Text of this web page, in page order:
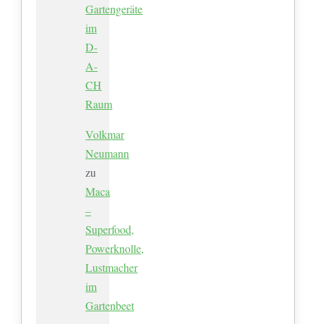
Gartengeräte
im
D-
A-
CH
Raum
Volkmar
Neumann
zu
Maca
–
Superfood,
Powerknolle,
Lustmacher
im
Gartenbeet